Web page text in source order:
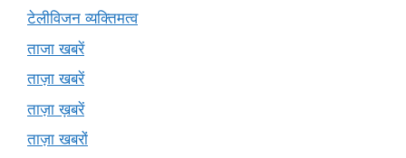
टेलीविजन व्यक्तिमत्व
ताजा खबरें
ताज़ा खबरें
ताज़ा ख़बरें
ताज़ा खबरों